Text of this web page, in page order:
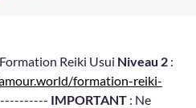
Reiki Usui Niveau 2 :
formation-reiki-
IMPORTANT : Ne